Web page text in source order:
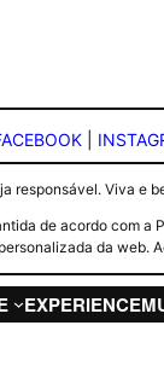
responsável. Viva e
de acordo com
da web.
EXPERIENCE